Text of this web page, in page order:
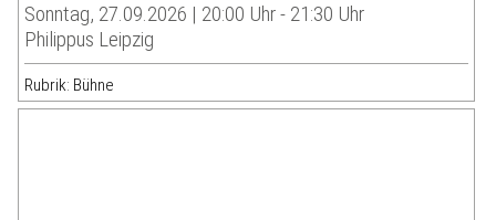
Sonntag, 27.09.2026 | 20:00 Uhr - 21:30 Uhr
Philippus Leipzig
Rubrik: Bühne